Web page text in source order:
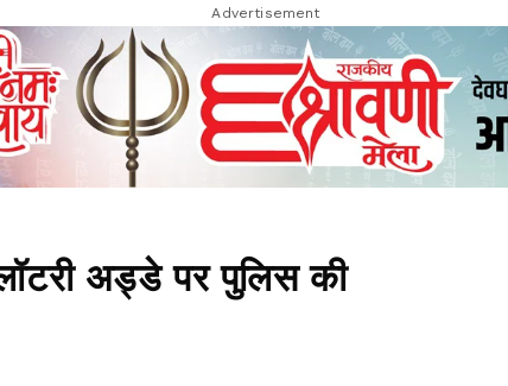
Advertisement
अड्डे पर पुलिस की